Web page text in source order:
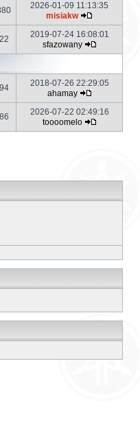
2026-01-09 11:13:35
misiakw
2019-07-24 16:08:01
sfazowany
2018-07-26 22:29:05
ahamay
2026-07-22 02:49:16
toooomelo